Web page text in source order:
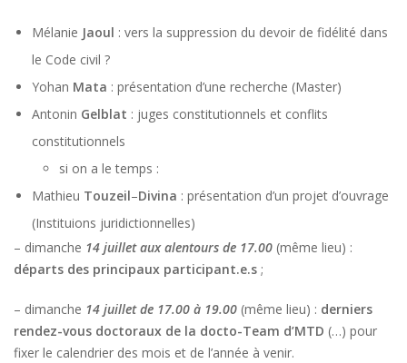
Mélanie Jaoul : vers la suppression du devoir de fidélité dans
le Code civil ?
Yohan Mata : présentation d’une recherche (Master)
Antonin Gelblat : juges constitutionnels et conflits
constitutionnels
si on a le temps :
Mathieu Touzeil–Divina : présentation d’un projet d’ouvrage
(Instituions juridictionnelles)
– dimanche 14 juillet aux alentours de 17.00 (même lieu) :
départs des principaux participant.e.s ;
– dimanche 14 juillet de 17.00 à 19.00 (même lieu) : derniers
rendez-vous doctoraux de la docto-Team d’MTD (…) pour
fixer le calendrier des mois et de l’année à venir.